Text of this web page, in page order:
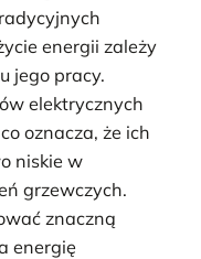
energii zależy
jego pracy.
elektrycznych
oznacza, że ich
niskie w
grzewczych.
znaczną
energię